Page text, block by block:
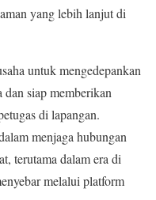
yang lebih lanjut di
untuk mengedepankan
dan siap memberikan
di lapangan.
menjaga hubungan
terutama dalam era di
melalui platform